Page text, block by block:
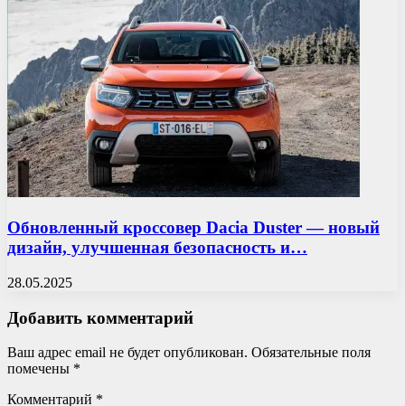
Обновленный кроссовер Dacia Duster — новый
дизайн, улучшенная безопасность и…
28.05.2025
Добавить комментарий
Ваш адрес email не будет опубликован. Обязательные поля
помечены *
Комментарий *